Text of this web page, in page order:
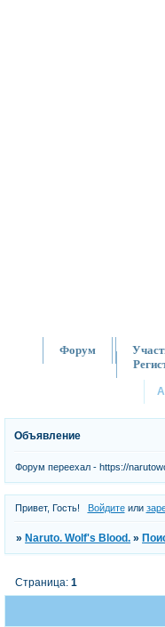
Форум
Объявление
Форум переехал - https://
Привет, Гость! Войдитеили
» Naruto. Wolf's Blood. »
Страница:1